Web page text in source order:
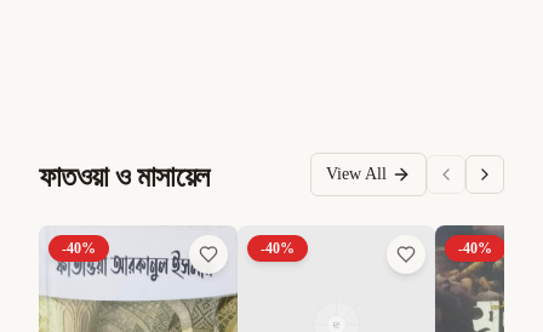
ফাতওয়া ও মাসায়েল View All
-40% -40% -40%